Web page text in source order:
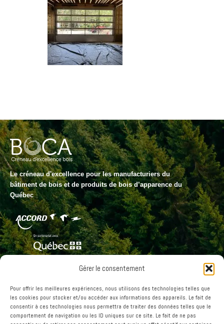
Gérer le consentement
Pour offrir les meilleures expériences, nous utilisons des technologies telles que
les cookies pour stocker et/ou accéder aux informations des appareils. Le fait de
consentir à ces technologies nous permettra de traiter des données telles que le
comportement de navigation ou les ID uniques sur ce site. Le fait de ne pas
Le créneau d'excellence pour les manufacturiers du
bâtiment de bois et de produits de bois d’apparence du
Québec
Joignez le réseau innovant de la
filière bois du Québec